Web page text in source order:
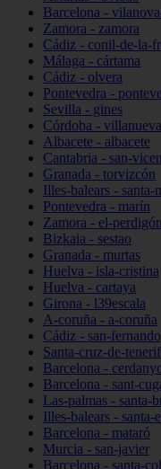
Barcelona -
Zamora - zamora
Cádiz - conil-de-la-
Málaga - cártama
Cádiz - olvera
Pontevedra -
Sevilla - gines
Córdoba -
Albacete - albacete
Cantabria - san-
Granada - torvizcón
Illes-balears - santa-
Pontevedra - marín
Zamora - el-perdigón
Bizkaia - sestao
Granada - murtas
Huelva - isla-cristina
Huelva - cartaya
Girona - l39escala
A-coruña - a-coruña
Cádiz - san-fernando
Santa-cruz-de-
Barcelona -
Barcelona - sant-
Las-palmas - santa-
Illes-balears - santa-
Barcelona - mataró
Murcia - san-javier
Barcelona - santa-